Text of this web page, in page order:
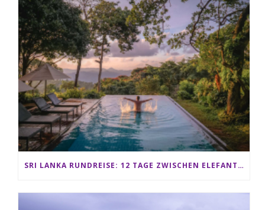
SRI LANKA RUNDREISE: 12 TAGE ZWISCHEN ELEFANTEN, TEEPLANTAGEN & STRAND ALS FAMILIE